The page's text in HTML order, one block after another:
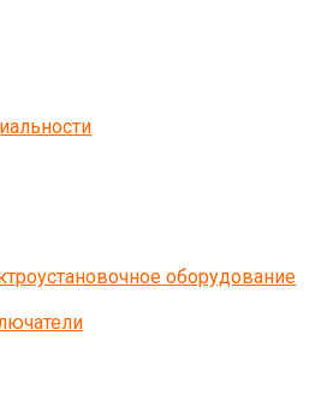
оборудование